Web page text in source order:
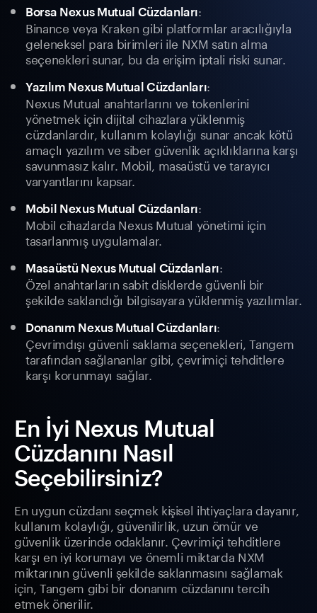
Borsa Nexus Mutual Cüzdanları:
Binance veya Kraken gibi platformlar aracılığıyla
geleneksel para birimleri ile NXM satın alma
seçenekleri sunar, bu da erişim iptali riski sunar.
Yazılım Nexus Mutual Cüzdanları:
Nexus Mutual anahtarlarını ve tokenlerini
yönetmek için dijital cihazlara yüklenmiş
cüzdanlardır, kullanım kolaylığı sunar ancak kötü
amaçlı yazılım ve siber güvenlik açıklıklarına karşı
savunmasız kalır. Mobil, masaüstü ve tarayıcı
varyantlarını kapsar.
Mobil Nexus Mutual Cüzdanları:
Mobil cihazlarda Nexus Mutual yönetimi için
tasarlanmış uygulamalar.
Masaüstü Nexus Mutual Cüzdanları:
Özel anahtarların sabit disklerde güvenli bir
şekilde saklandığı bilgisayara yüklenmiş yazılımlar.
Donanım Nexus Mutual Cüzdanları:
Çevrimdışı güvenli saklama seçenekleri, Tangem
tarafından sağlananlar gibi, çevrimiçi tehditlere
karşı korunmayı sağlar.
En İyi Nexus Mutual
Cüzdanını Nasıl
Seçebilirsiniz?
En uygun cüzdanı seçmek kişisel ihtiyaçlara dayanır,
kullanım kolaylığı, güvenilirlik, uzun ömür ve
güvenlik üzerinde odaklanır. Çevrimiçi tehditlere
karşı en iyi korumayı ve önemli miktarda NXM
miktarının güvenli şekilde saklanmasını sağlamak
için, Tangem gibi bir donanım cüzdanını tercih
etmek önerilir.